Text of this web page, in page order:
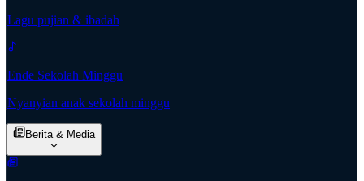
Lagu pujian & ibadah
Ende Sekolah Minggu
Nyanyian anak sekolah minggu
Berita & Media